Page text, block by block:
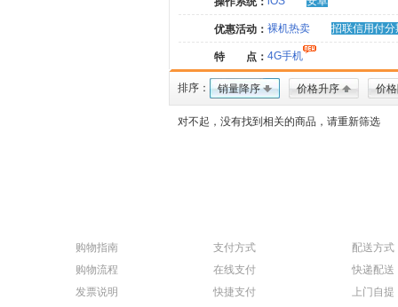
优惠活动： 裸机热卖 招联信用付分
特 点： 4G手机
排序： 销量降序 价格升序 价
对不起，没有找到相关的商品，请重新筛选
购物指南
购物流程
发票说明
支付方式
在线支付
快捷支付
配送方式
快递配送
上门自提